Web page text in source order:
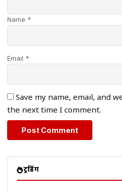
Name *
Email *
Save my name, email, and
the next time I comment.
ट्रेंडिंग